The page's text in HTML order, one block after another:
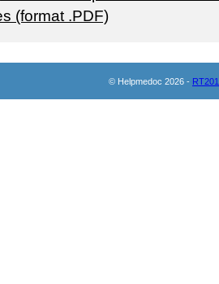
(format .PDF)
© Helpmedoc 2026 -